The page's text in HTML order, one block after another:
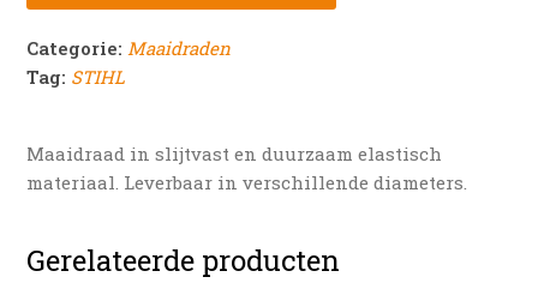
Categorie: Maaidraden
Tag: STIHL
Maaidraad in slijtvast en duurzaam elastisch
materiaal. Leverbaar in verschillende diameters.
Gerelateerde producten